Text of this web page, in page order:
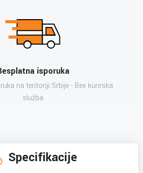
isporuka
na teritoriji Srbije - Bex kurirska
služba
Specifikacije